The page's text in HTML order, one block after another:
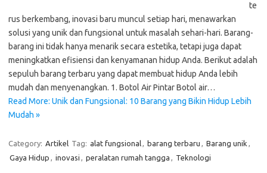
te
rus berkembang, inovasi baru muncul setiap hari, menawarkan
solusi yang unik dan fungsional untuk masalah sehari-hari. Barang-
barang ini tidak hanya menarik secara estetika, tetapi juga dapat
meningkatkan efisiensi dan kenyamanan hidup Anda. Berikut adalah
sepuluh barang terbaru yang dapat membuat hidup Anda lebih
mudah dan menyenangkan. 1. Botol Air Pintar Botol air…
Read More: Unik dan Fungsional: 10 Barang yang Bikin Hidup Lebih
Mudah »
Category: Artikel Tag: alat fungsional, barang terbaru , Barang unik ,
Gaya Hidup , inovasi , peralatan rumah tangga , Teknologi